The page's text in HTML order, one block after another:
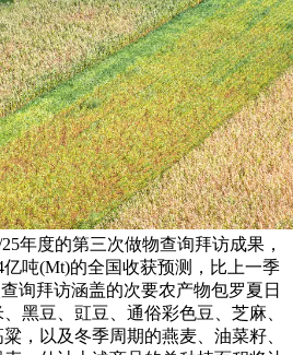
年度的第三次做物查询拜访成果，
吨(Mt)的全国收获预测，比上一季
询拜访涵盖的次要农产物包罗夏日
黑豆、豇豆、通俗彩色豆、芝麻、
，以及冬季周期的燕麦、油菜籽、